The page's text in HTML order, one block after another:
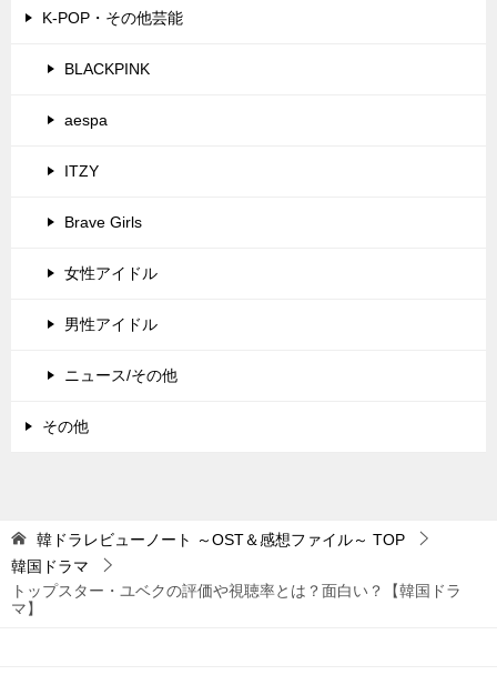
K-POP・その他芸能
BLACKPINK
aespa
ITZY
Brave Girls
女性アイドル
男性アイドル
ニュース/その他
その他
韓ドラレビューノート ～OST＆感想ファイル～ TOP
韓国ドラマ
トップスター・ユベクの評価や視聴率とは？面白い？【韓国ドラ
マ】